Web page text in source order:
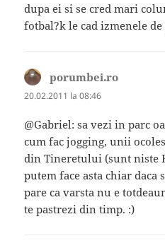
dupa ei si se cred mari
fotbal?k le cad izmenele de
porumbei.ro
20.02.2011 la 08:46
@Gabriel: sa vezi in parc
cum fac jogging, unii
din Tineretului (sunt niste
putem face asta chiar daca
pare ca varsta nu e
te pastrezi din timp. :)